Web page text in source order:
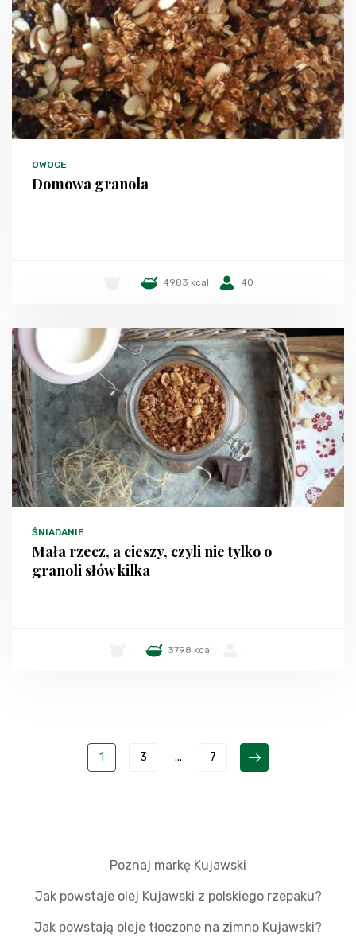
OWOCE
Domowa granola
4983 kcal 40
ŚNIADANIE
Mała rzecz, a cieszy, czyli nie tylko o
granoli słów kilka
3798 kcal
1 3 ... 7
Poznaj markę Kujawski
Jak powstaje olej Kujawski z polskiego rzepaku?
Jak powstają oleje tłoczone na zimno Kujawski?